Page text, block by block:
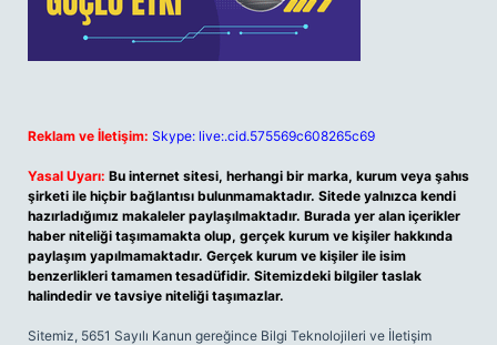
Reklam ve İletişim: Skype: live:.cid.575569c608265c69
Yasal Uyarı: Bu internet sitesi, herhangi bir marka, kurum veya şahıs
şirketi ile hiçbir bağlantısı bulunmamaktadır. Sitede yalnızca kendi
hazırladığımız makaleler paylaşılmaktadır. Burada yer alan içerikler
haber niteliği taşımamakta olup, gerçek kurum ve kişiler hakkında
paylaşım yapılmamaktadır. Gerçek kurum ve kişiler ile isim
benzerlikleri tamamen tesadüfidir. Sitemizdeki bilgiler taslak
halindedir ve tavsiye niteliği taşımazlar.
Sitemiz, 5651 Sayılı Kanun gereğince Bilgi Teknolojileri ve İletişim